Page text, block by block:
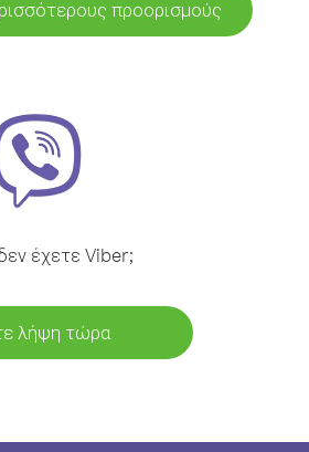
προορισμούς
έχετε Viber;
λήψη τώρα